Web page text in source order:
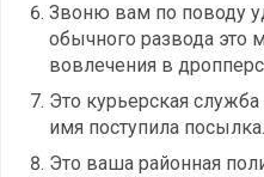
Звоню вам по поводу
обычного развода
вовлечения в
Это курьерская
имя поступила посылка.
Это ваша районная